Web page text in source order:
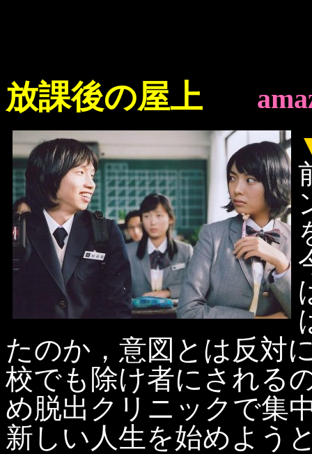
放課後の屋上
たのか，意図とは反対
校でも除け者にされる
め脱出クリニックで集
新しい人生を始めよう